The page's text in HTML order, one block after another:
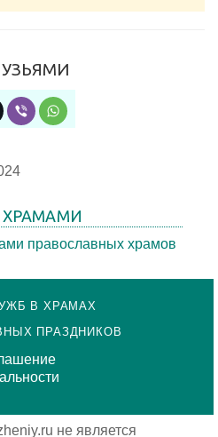
ХРАМАМИ
В ХРАМАХ
ПРАЗДНИКОВ
не является